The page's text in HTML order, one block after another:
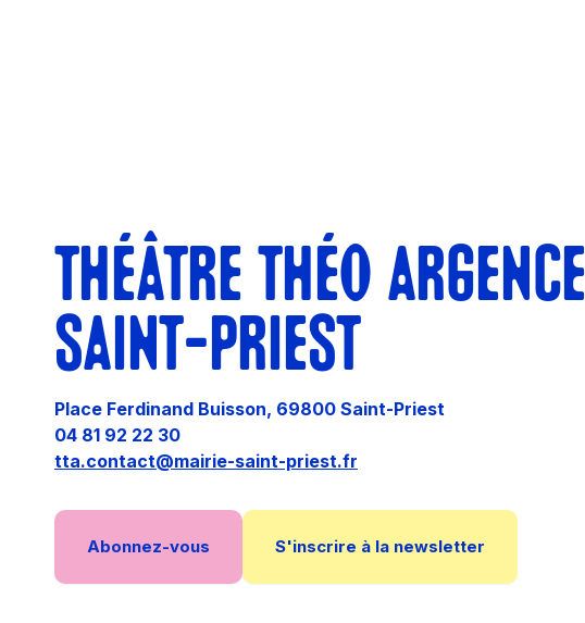
THÉÂTRE THÉO ARGENCE
SAINT-PRIEST
Place Ferdinand Buisson, 69800 Saint-Priest
04 81 92 22 30
tta.contact@mairie-saint-priest.fr
Abonnez-vous S'inscrire à la newsletter